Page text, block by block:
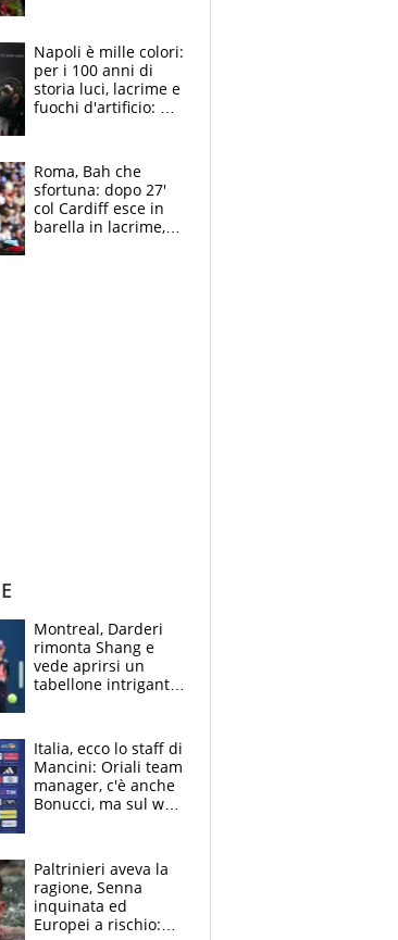
bigliettini
Napoli è mille colori:
per i 100 anni di
storia luci, lacrime e
fuochi d'artificio: De
Roma, Bah che
sfortuna: dopo 27'
col Cardiff esce in
barella in lacrime,
Montreal, Darderi
rimonta Shang e
vede aprirsi un
tabellone intrigante:
felice del mio livello"
Italia, ecco lo staff di
Mancini: Oriali team
manager, c'è anche
Bonucci, ma sul web
Paltrinieri aveva la
ragione, Senna
inquinata ed
Europei a rischio: